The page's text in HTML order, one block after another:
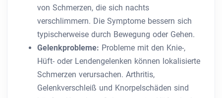
von Schmerzen, die sich nachts
verschlimmern. Die Symptome bessern sich
typischerweise durch Bewegung oder Gehen.
Gelenkprobleme: Probleme mit den Knie-,
Hüft- oder Lendengelenken können lokalisierte
Schmerzen verursachen. Arthritis,
Gelenkverschleiß und Knorpelschäden sind